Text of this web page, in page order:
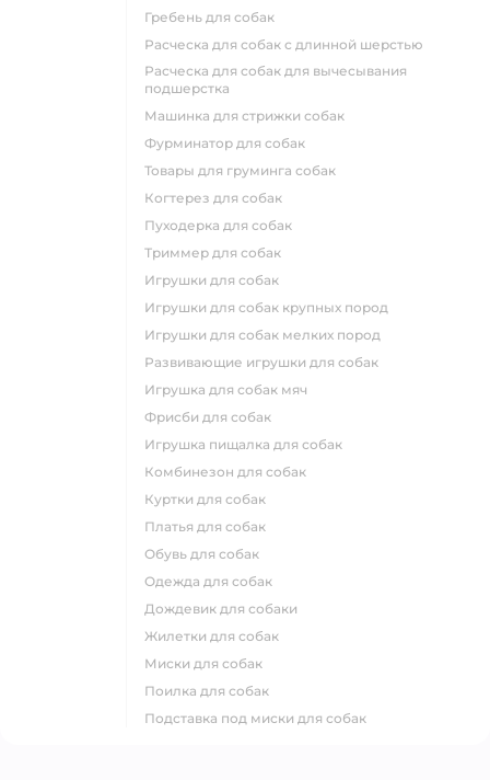
гребень для собак
расческа для собак с длинной шерстью
расческа для собак для вычесывания
подшерстка
машинка для стрижки собак
фурминатор для собак
товары для груминга собак
когтерез для собак
пуходерка для собак
триммер для собак
игрушки для собак
игрушки для собак крупных пород
игрушки для собак мелких пород
развивающие игрушки для собак
игрушка для собак мяч
фрисби для собак
игрушка пищалка для собак
комбинезон для собак
куртки для собак
платья для собак
обувь для собак
одежда для собак
дождевик для собаки
жилетки для собак
миски для собак
поилка для собак
подставка под миски для собак